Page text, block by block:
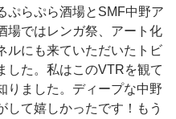
ぷらぷら酒場とSMF中野ア
場ではレンガ祭、アート化
ルにも来ていただいたトビ
した。私はこのVTRを観て
りました。ディープな中野
して嬉しかったです！もう